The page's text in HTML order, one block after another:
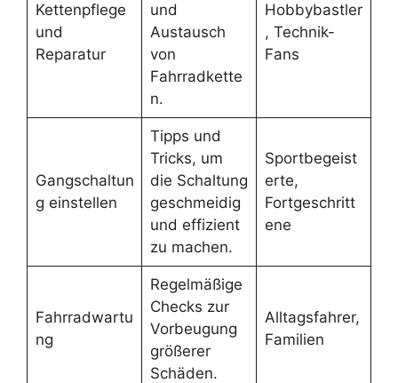
Kettenpflege
und
Reparatur
und
Austausch
von
Fahrradkette
n.
Hobbybastler
, Technik-
Fans
Gangschaltun
g einstellen
Tipps und
Tricks, um
die Schaltung
geschmeidig
und effizient
zu machen.
Sportbegeist
erte,
Fortgeschritt
ene
Fahrradwartu
ng
Regelmäßige
Checks zur
Vorbeugung
größerer
Schäden.
Alltagsfahrer,
Familien